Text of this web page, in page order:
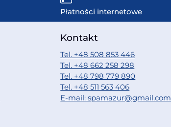
Płatności internetowe
Kontakt
Tel. +48 508 853 446
Tel. +48 662 258 298
Tel. +48 798 779 890
Tel. +48 511 563 406
E-mail: spamazur@gmail.com